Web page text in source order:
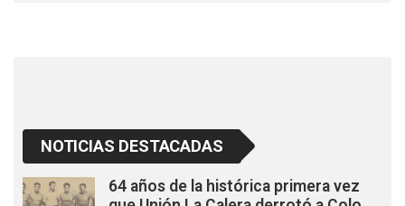
NOTICIAS DESTACADAS
64 años de la histórica primera vez